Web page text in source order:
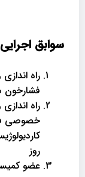
سوابق اجرایی
راه
فشارخون
راه
خصوصی
روز
عضو